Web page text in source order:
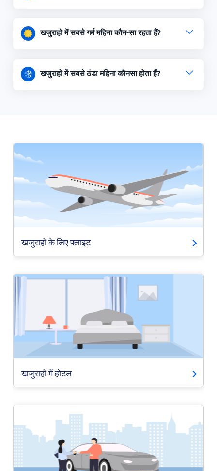
खजुराहो में सबसे गर्म महिना कौन-सा रहता हैं?
खजुराहो में सबसे ठंडा महिना कौनसा होता हैं?
खजुराहो के लिए फ्लाइट
खजुराहो में होटल